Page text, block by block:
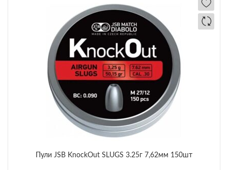
Пули JSB KnockOut SLUGS 3.25г 7,62мм 150шт